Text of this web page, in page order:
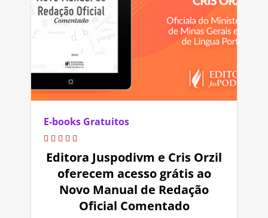
E-books Gratuitos
Editora Juspodivm e Cris Orzil
oferecem acesso grátis ao
Novo Manual de Redação
Oficial Comentado